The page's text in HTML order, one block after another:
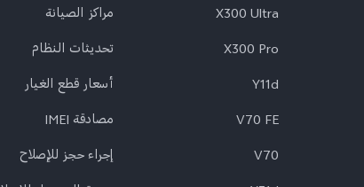
X300 Ultra
X300 Pro
Y11d
V70 FE
V70
مراكز الصيانة
تحديثات النظام
أسعار قطع الغيار
مصادقة IMEI
إجراء حجز للإصلاح